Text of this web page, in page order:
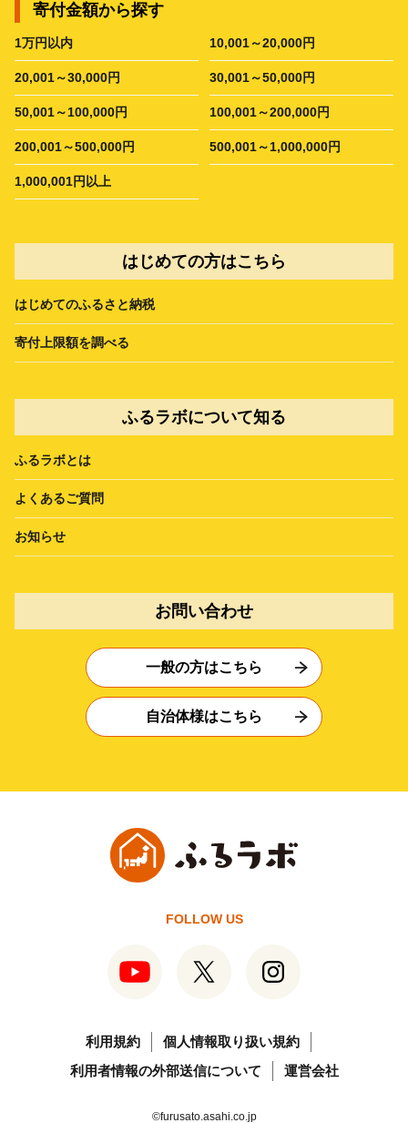
寄付金額から探す
1万円以内 10,001～20,000円
20,001～30,000円 30,001～50,000円
50,001～100,000円 100,001～200,000円
200,001～500,000円 500,001～1,000,000円
1,000,001円以上
はじめての方はこちら
はじめてのふるさと納税
寄付上限額を調べる
ふるラボについて知る
ふるラボとは
よくあるご質問
お知らせ
お問い合わせ
一般の方はこちら
自治体様はこちら
FOLLOW US
利用規約
個人情報取り扱い規約
利用者情報の外部送信について
運営会社
©furusato.asahi.co.jp